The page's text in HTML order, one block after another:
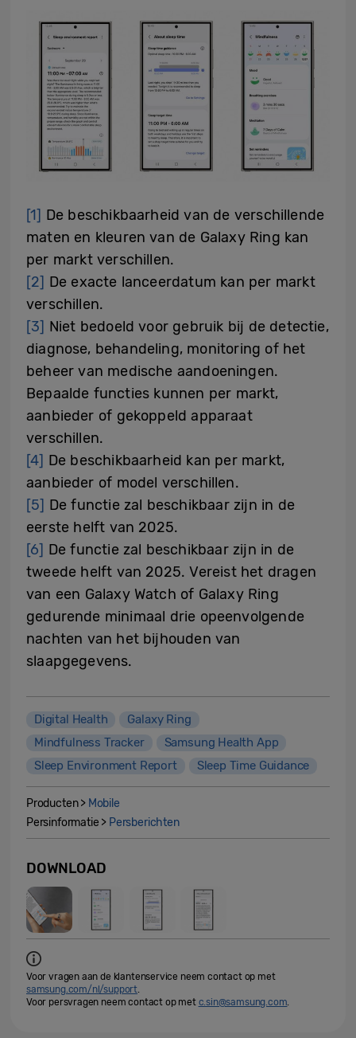
[1] De beschikbaarheid van de verschillende
maten en kleuren van de Galaxy Ring kan
per markt verschillen.
[2] De exacte lanceerdatum kan per markt
verschillen.
[3] Niet bedoeld voor gebruik bij de detectie,
diagnose, behandeling, monitoring of het
beheer van medische aandoeningen.
Bepaalde functies kunnen per markt,
aanbieder of gekoppeld apparaat
verschillen.
[4] De beschikbaarheid kan per markt,
aanbieder of model verschillen.
[5] De functie zal beschikbaar zijn in de
eerste helft van 2025.
[6] De functie zal beschikbaar zijn in de
tweede helft van 2025. Vereist het dragen
van een Galaxy Watch of Galaxy Ring
gedurende minimaal drie opeenvolgende
nachten van het bijhouden van
slaapgegevens.
Digital Health
Galaxy Ring
Mindfulness Tracker
Samsung Health App
Sleep Environment Report
Sleep Time Guidance
Producten > Mobile
Persinformatie > Persberichten
DOWNLOAD
Voor vragen aan de klantenservice neem contact op met
samsung.com/nl/support.
Voor persvragen neem contact op met c.sin@samsung.com.